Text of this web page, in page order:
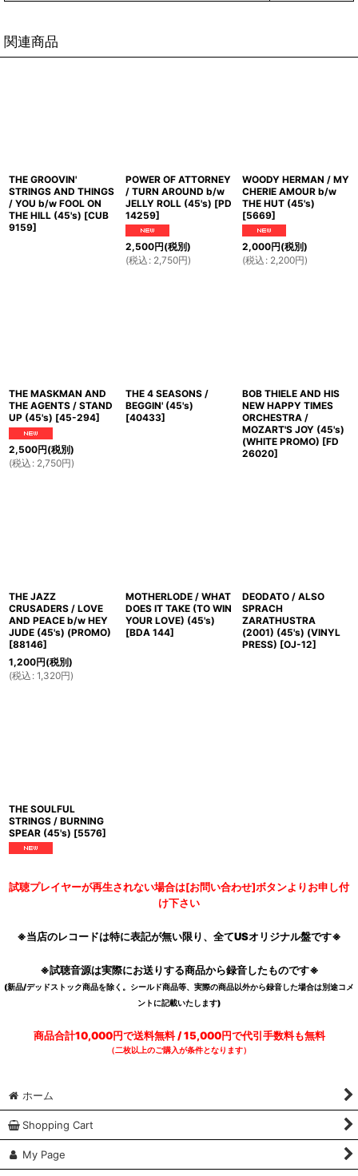
関連商品
THE GROOVIN'
STRINGS AND THINGS
/ YOU b/w FOOL ON
THE HILL (45's) [CUB
9159]
POWER OF ATTORNEY
/ TURN AROUND b/w
JELLY ROLL (45's) [PD
14259]
2,500円(税別)
(税込 : 2,750円)
WOODY HERMAN / MY
CHERIE AMOUR b/w
THE HUT (45's)
[5669]
2,000円(税別)
(税込 : 2,200円)
THE MASKMAN AND
THE AGENTS / STAND
UP (45's) [45-294]
2,500円(税別)
(税込 : 2,750円)
THE 4 SEASONS /
BEGGIN' (45's)
[40433]
BOB THIELE AND HIS
NEW HAPPY TIMES
ORCHESTRA /
MOZART'S JOY (45's)
(WHITE PROMO) [FD
26020]
THE JAZZ
CRUSADERS / LOVE
AND PEACE b/w HEY
JUDE (45's) (PROMO)
[88146]
1,200円(税別)
(税込 : 1,320円)
MOTHERLODE / WHAT
DOES IT TAKE (TO WIN
YOUR LOVE) (45's)
[BDA 144]
DEODATO / ALSO
SPRACH
ZARATHUSTRA
(2001) (45's) (VINYL
PRESS) [OJ-12]
THE SOULFUL
STRINGS / BURNING
SPEAR (45's) [5576]
試聴プレイヤーが再生されない場合は[お問い合わせ]ボタンよりお申し付
け下さい
※当店のレコードは特に表記が無い限り、全てUSオリジナル盤です※
※試聴音源は実際にお送りする商品から録音したものです※
(新品/デッドストック商品を除く。シールド商品等、実際の商品以外から録音した場合は別途コメ
ントに記載いたします)
商品合計10,000円で送料無料 / 15,000円で代引手数料も無料
（二枚以上のご購入が条件となります）
ホーム
Shopping Cart
My Page